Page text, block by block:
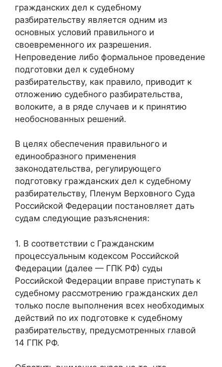
гражданских дел к судебному
разбирательству является одним из
основных условий правильного и
своевременного их разрешения.
Непроведение либо формальное проведение
подготовки дел к судебному
разбирательству, как правило, приводит к
отложению судебного разбирательства,
волоките, а в ряде случаев и к принятию
необоснованных решений.
В целях обеспечения правильного и
единообразного применения
законодательства, регулирующего
подготовку гражданских дел к судебному
разбирательству, Пленум Верховного Суда
Российской Федерации постановляет дать
судам следующие разъяснения:
1. В соответствии с Гражданским
процессуальным кодексом Российской
Федерации (далее — ГПК РФ) суды
Российской Федерации вправе приступать к
судебному рассмотрению гражданских дел
только после выполнения всех необходимых
действий по их подготовке к судебному
разбирательству, предусмотренных главой
14 ГПК РФ.